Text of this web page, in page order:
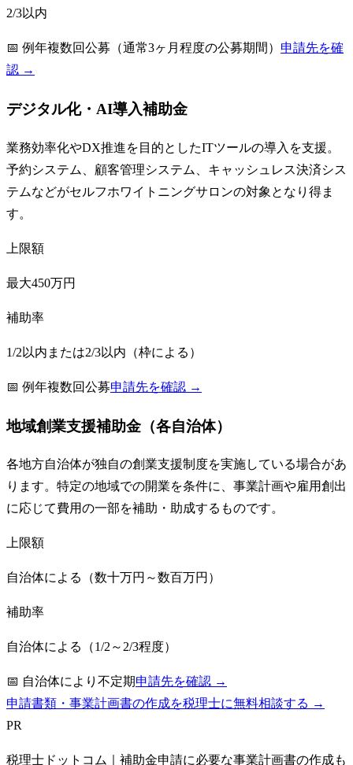
2/3以内
📅 例年複数回公募（通常3ヶ月程度の公募期間） 申請先を確
認 →
デジタル化・AI導入補助金
業務効率化やDX推進を目的としたITツールの導入を支援。
予約システム、顧客管理システム、キャッシュレス決済シス
テムなどがセルフホワイトニングサロンの対象となり得ま
す。
上限額
最大450万円
補助率
1/2以内または2/3以内（枠による）
📅 例年複数回公募申請先を確認 →
地域創業支援補助金（各自治体）
各地方自治体が独自の創業支援制度を実施している場合があ
ります。特定の地域での開業を条件に、事業計画や雇用創出
に応じて費用の一部を補助・助成するものです。
上限額
自治体による（数十万円～数百万円）
補助率
自治体による（1/2～2/3程度）
📅 自治体により不定期申請先を確認 →
申請書類・事業計画書の作成を税理士に無料相談する →
PR
税理士ドットコム
｜補助金申請に必要な事業計画書の作成も